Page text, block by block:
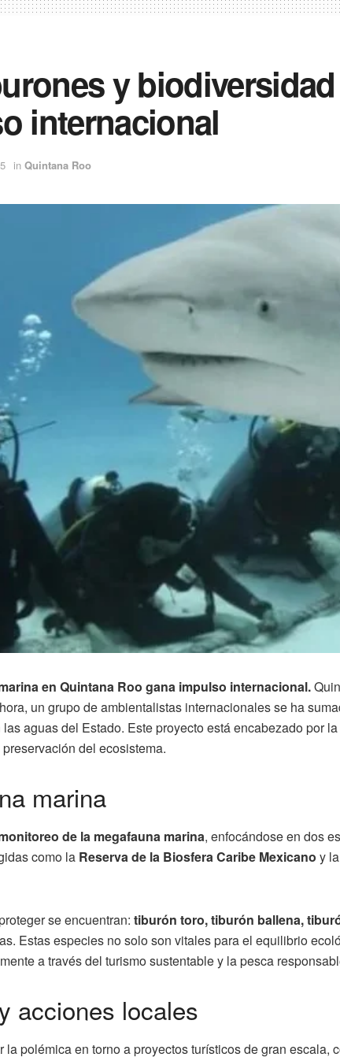
y
internacional
in Quintana Roo
en Quintana Roo gana impulso internacional.
un grupo de ambientalistas internacionales se ha
aguas del Estado. Este proyecto está encabezado por
del ecosistema.
marina
de la megafauna marina, enfocándose en dos
como la Reserva de la Biosfera Caribe Mexicano y la
se encuentran: tiburón toro, tiburón ballena,
Estas especies no solo son vitales para el equilibrio
a través del turismo sustentable y la pesca
acciones locales
polémica en torno a proyectos turísticos de gran escala,